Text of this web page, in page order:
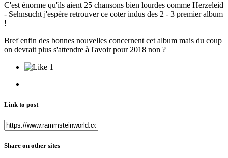
C'est énorme qu'ils aient 25 chansons bien lourdes comme Herzeleid
- Sehnsucht j'espère retrouver ce coter indus des 2 - 3 premier album
!
Bref enfin des bonnes nouvelles concernent cet album mais du coup
on devrait plus s'attendre à l'avoir pour 2018 non ?
1
Link to post
Share on other sites